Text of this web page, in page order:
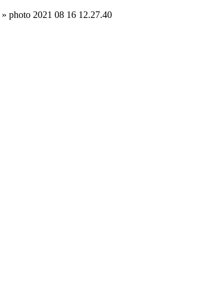
» photo 2021 08 16 12.27.40